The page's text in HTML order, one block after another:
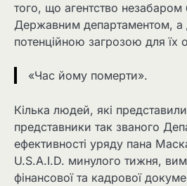
того, що агентство незабаром
Державним департаментом, а
потенційною загрозою для їх
«Час йому померти».
Кілька людей, які
представники так званого
ефективності уряду пана
U.S.A.I.D. минулого тижня,
фінансової та кадрової